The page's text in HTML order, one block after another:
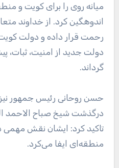
میانه روی را برای کویت و
اندوهگین کرد. از خداوند
رحمت قرار داده و دولت
دولت جدید از امنیت، ثبات،
گرداند.
حسن روحانی رئیس جمهور نیز
درگذشت شیخ صباح الاحمد
تاکید کرد: ایشان نقش مهمی
منطقه‌ای ایفا می‌کرد.